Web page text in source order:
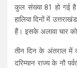
कुल संख्या 81 हो गई
हालिया दिनों में
हैं। इसके अलावा चार
तीन दिन के अंतराल में
दरिम्यान राज्य के नौ